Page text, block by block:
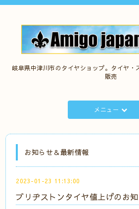
岐阜県中津川市のタイヤショップ。タイヤ・
販売
メニュー
お知らせ＆最新情報
2023-01-23 11:13:00
ブリヂストンタイヤ値上げのお